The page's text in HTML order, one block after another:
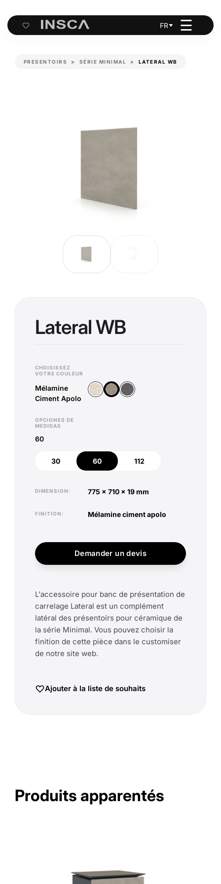
Cart
FR ☰
PRESENTOIRS SÉRIE MINIMAL LATERAL WB
Lateral WB
CHOISISSEZ
VOTRE COULEUR
Mélamine
Ciment Apolo
Mélamine Chromix Blanc
Mélamine Ciment Apolo
Mélamine Corona Basalt
OPCIONES DE
MEDIDAS
60
30 60
60
112
112
DIMENSION 775 x 710 x 19 mm
FINITION mélamine ciment apolo
Demander un devis
L'accessoire pour banc de présentation de
carrelage Lateral est un complément
latéral des présentoirs pour céramique de
la série Minimal. Vous pouvez choisir la
finition de cette pièce dans le customiser
de notre site web.
Ajouter à la liste de souhaits
Produits apparentés